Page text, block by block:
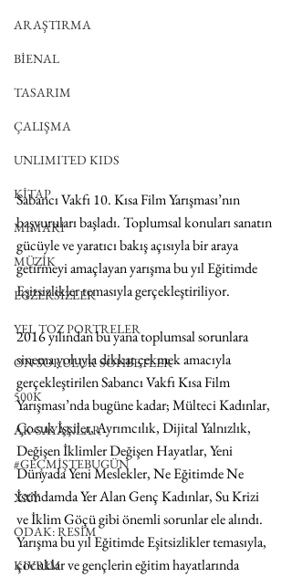
ARAŞTIRMA
BİENAL
TASARIM
ÇALIŞMA
UNLIMITED KIDS
KİTAP
MİMARİ
MÜZİK
EGZERSİZLER
YEL TOZ PORTRELER
ON SORULUK SOHBETLER
500K
AK-SAYANLAR
#GEÇMİŞTEBUGÜN
XXY
ODAK: RESİM
KIVRIM
Sabancı Vakfı 10. Kısa Film Yarışması’nın
başvuruları başladı. Toplumsal konuları sanatın
gücüyle ve yaratıcı bakış açısıyla bir araya
getirmeyi amaçlayan yarışma bu yıl Eğitimde
Eşitsizlikler temasıyla gerçekleştiriliyor.
2016 yılından bu yana toplumsal sorunlara
sinema yoluyla dikkat çekmek amacıyla
gerçekleştirilen Sabancı Vakfı Kısa Film
Yarışması’nda bugüne kadar; Mülteci Kadınlar,
Çocuk İşçiler, Ayrımcılık, Dijital Yalnızlık,
Değişen İklimler Değişen Hayatlar, Yeni
Dünyada Yeni Meslekler, Ne Eğitimde Ne
İstihdamda Yer Alan Genç Kadınlar, Su Krizi
ve İklim Göçü gibi önemli sorunlar ele alındı.
Yarışma bu yıl Eğitimde Eşitsizlikler temasıyla,
çocuklar ve gençlerin eğitim hayatlarında